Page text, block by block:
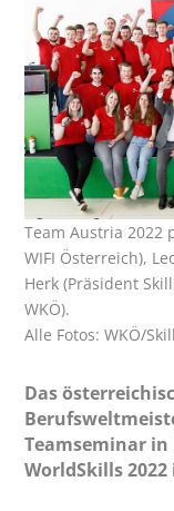
Team Austria 2022
WIFI Österreich),
Herk (Präsident
WKÖ).
Alle Fotos: WKÖ/
Das
Teamseminar
WorldSkills